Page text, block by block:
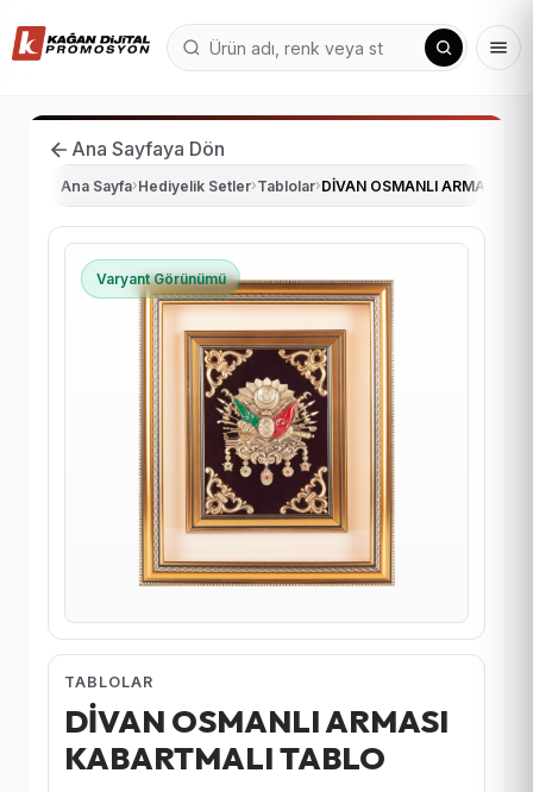
Ana Sayfaya Dön
Ana Sayfa›Hediyelik Setler›Tablolar›DİVAN OSMANLI ARMASI
Varyant Görünümü
TABLOLAR
DİVAN OSMANLI ARMASI
KABARTMALI TABLO